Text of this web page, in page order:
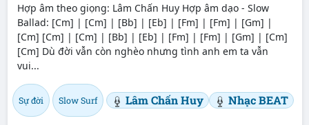
Hợp âm theo giọng: Lâm Chấn Huy Hợp âm dạo - Slow
Ballad: [Cm] | [Cm] | [Bb] | [Eb] | [Fm] | [Fm] | [Gm] |
[Cm] [Cm] | [Cm] | [Bb] | [Eb] | [Fm] | [Fm] | [Gm] | [Cm]
[Cm] Dù đời vẫn còn nghèo nhưng tình anh em ta vẫn
vui...
Sự đời Slow Surf Lâm Chấn Huy Nhạc BEAT